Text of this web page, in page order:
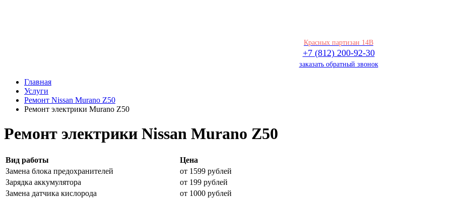
Красных партизан 14В
+7 (812) 200-92-30
заказать обратный звонок
Главная
Услуги
Ремонт Nissan Murano Z50
Ремонт электрики Murano Z50
Ремонт электрики Nissan Murano Z50
Вид работы
Цена
Замена блока предохранителей
от 1599 рублей
Зарядка аккумулятора
от 199 рублей
Замена датчика кислорода
от 1000 рублей